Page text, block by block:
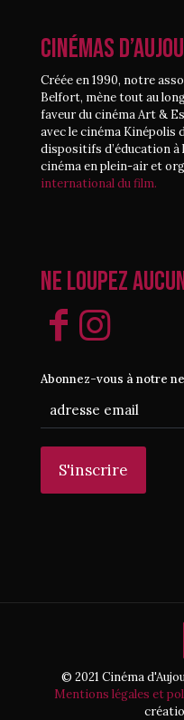
CINÉMAS
Créée en 1990, notre
Belfort, mène tout au
faveur du cinéma Art &
avec le cinéma Kinépolis
dispositifs d’éducation à
cinéma en plein-air et
international du film.
Ne loupez
Abonnez-vous à notre
© 2021 Cinéma
Mentions légales et